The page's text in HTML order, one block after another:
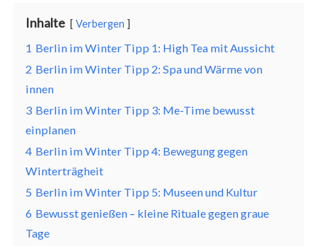
Inhalte Verbergen
1 Berlin im Winter Tipp 1: High Tea mit Aussicht
2 Berlin im Winter Tipp 2: Spa und Wärme von
innen
3 Berlin im Winter Tipp 3: Me-Time bewusst
einplanen
4 Berlin im Winter Tipp 4: Bewegung gegen
Winterträgheit
5 Berlin im Winter Tipp 5: Museen und Kultur
6 Bewusst genießen – kleine Rituale gegen graue
Tage